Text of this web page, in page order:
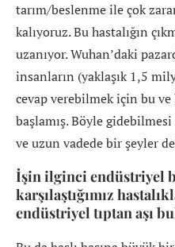
tarım/beslenme ile çok
kalıyoruz. Bu hastalığın
uzanıyor. Wuhan’daki
insanların (yaklaşık 1,5
cevap verebilmek için bu
başlamış. Böyle
ve uzun vadede bir şeyler
İşin ilginci endüstriyel
karşılaştığımız
endüstriyel tıptan aşı